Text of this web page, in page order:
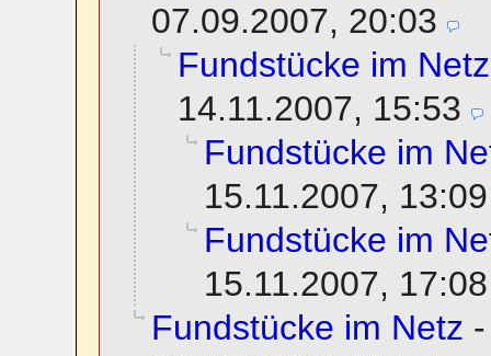
07.09.2007, 20:03
Fundstücke im Netz
14.11.2007, 15:53
Fundstücke im
15.11.2007, 13:09
Fundstücke im
15.11.2007, 17:08
Fundstücke im Netz